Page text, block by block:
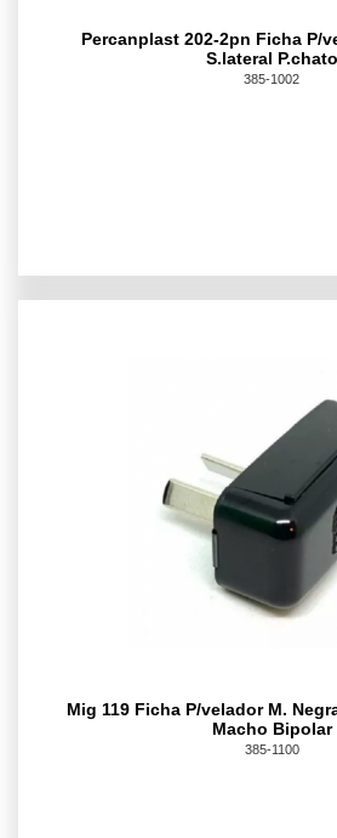
Percanplast 202-2pn Ficha P/
S.lateral P.chato
385-1002
Mig 119 Ficha P/velador M.
Macho Bipolar
385-1100